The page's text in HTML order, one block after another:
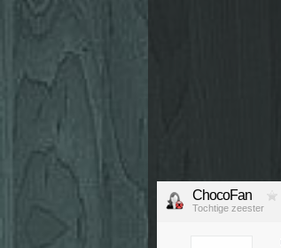
ChocoFan
Tochtige zeester